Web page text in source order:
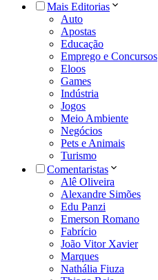
Mais Editorias
Auto
Apostas
Educação
Emprego e Concursos
Eloos
Games
Indústria
Jogos
Meio Ambiente
Negócios
Pets e Animais
Turismo
Comentaristas
Alê Oliveira
Alexandre Simões
Edu Panzi
Emerson Romano
Fabrício
João Vitor Xavier
Marques
Nathália Fiuza